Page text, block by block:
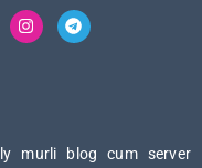
InstagramTelegram
murli blog cum server